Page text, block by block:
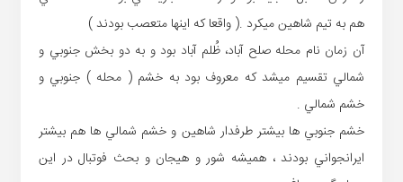
هم به تيم شاهين ميكرد .( واقعا كه اينها متعصب بودند )
آن زمان نام محله صلح آباد، ظُلم آباد بود و به دو بخش جنوبي و
شمالي تقسيم ميشد كه معروف بود به خشم ( محله ) جنوبي و
خشم شمالي .
خشم جنوبي ها بيشتر طرفدار شاهين و خشم شمالي ها هم بيشتر
ايرانجواني بودند ، هميشه شور و هيجان و بحث فوتبال در اين